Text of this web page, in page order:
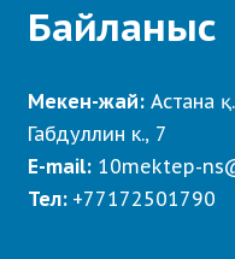
Байланыс
Мекен-жай: Астана
Габдуллин к., 7
E-mail: 10mektep-
Тел: +77172501790